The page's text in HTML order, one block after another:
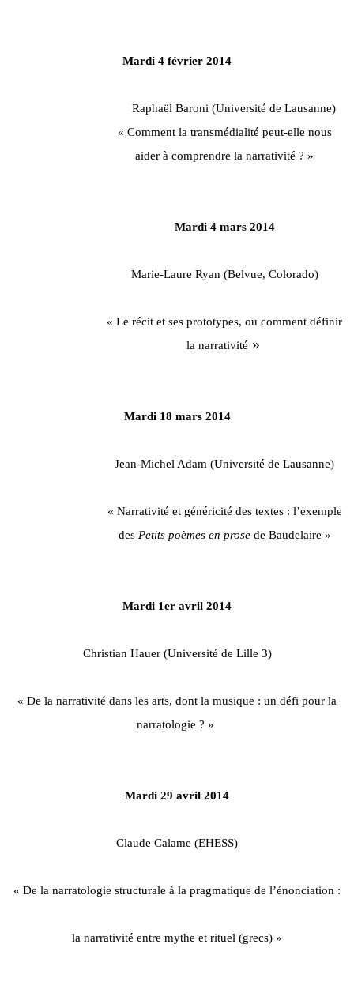
Mardi 4 février 2014
Raphaël Baroni (Université de Lausanne)
« Comment la transmédialité peut-elle nous
aider à comprendre la narrativité ? »
Mardi 4 mars 2014
Marie-Laure Ryan (Belvue, Colorado)
« Le récit et ses prototypes, ou comment définir
la narrativité »
Mardi 18 mars 2014
Jean-Michel Adam (Université de Lausanne)
« Narrativité et généricité des textes : l’exemple
des Petits poèmes en prosede Baudelaire »
Mardi 1er avril 2014
Christian Hauer (Université de Lille 3)
« De la narrativité dans les arts, dont la musique : un défi pour la
narratologie ? »
Mardi 29 avril 2014
Claude Calame (EHESS)
« De la narratologie structurale à la pragmatique de l’énonciation :
la narrativité entre mythe et rituel (grecs) »